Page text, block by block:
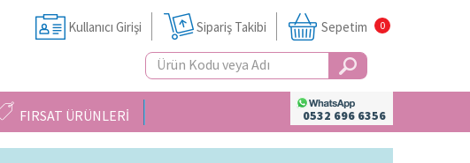
Kullanıcı Girişi Sipariş Takibi Sepetim 0
FIRSAT ÜRÜNLERİ 0532 696 6356